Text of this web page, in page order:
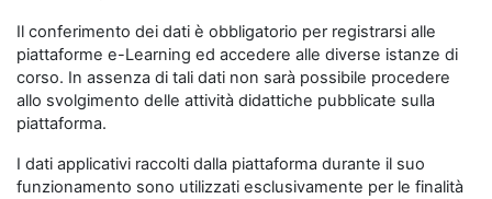
Il conferimento dei dati è obbligatorio per registrarsi alle
piattaforme e-Learning ed accedere alle diverse istanze di
corso. In assenza di tali dati non sarà possibile procedere
allo svolgimento delle attività didattiche pubblicate sulla
piattaforma.
I dati applicativi raccolti dalla piattaforma durante il suo
funzionamento sono utilizzati esclusivamente per le finalità